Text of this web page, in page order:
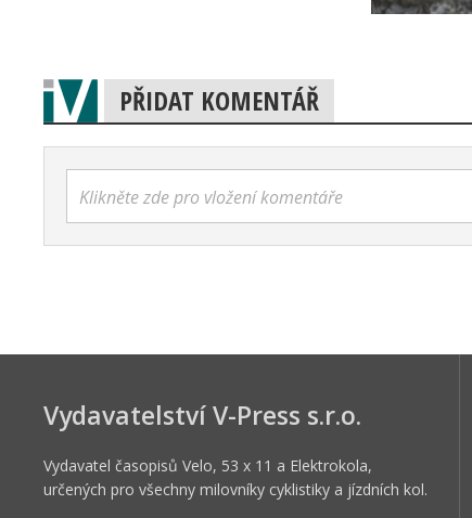
PŘIDAT KOMENTÁŘ
Klikněte zde pro vložení komentáře
Vydavatelství V-Press s.r.o.
Vydavatel časopisů Velo, 53 x 11 a Elektrokola,
určených pro všechny milovníky cyklistiky a jízdních kol.